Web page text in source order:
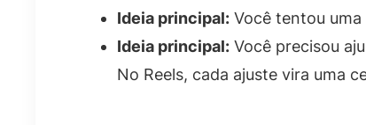
Ideia principal: Você tentou
Ideia principal: Você precisou
No Reels, cada ajuste vira uma